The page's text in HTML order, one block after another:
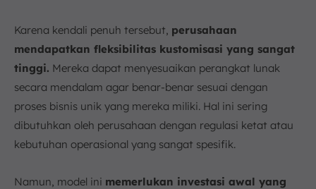
Karena kendali penuh tersebut, perusahaan
mendapatkan fleksibilitas kustomisasi yang sangat
tinggi. Mereka dapat menyesuaikan perangkat lunak
secara mendalam agar benar-benar sesuai dengan
proses bisnis unik yang mereka miliki. Hal ini sering
dibutuhkan oleh perusahaan dengan regulasi ketat atau
kebutuhan operasional yang sangat spesifik.
Namun, model ini memerlukan investasi awal yang